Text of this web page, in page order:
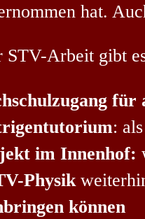
hat.
STV-Arbeit gibt
für
:
im Innenhof:
Physik
können